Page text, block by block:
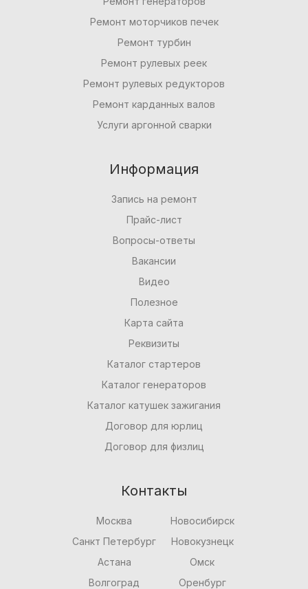
Ремонт моторчиков печек
Ремонт турбин
Ремонт рулевых реек
Ремонт рулевых редукторов
Ремонт карданных валов
Услуги аргонной сварки
Информация
Запись на ремонт
Прайс-лист
Вопросы-ответы
Вакансии
Видео
Полезное
Карта сайта
Реквизиты
Каталог стартеров
Каталог генераторов
Каталог катушек зажигания
Договор для юрлиц
Договор для физлиц
Контакты
Москва
Санкт Петербург
Астана
Волгоград
Новосибирск
Новокузнецк
Омск
Оренбург